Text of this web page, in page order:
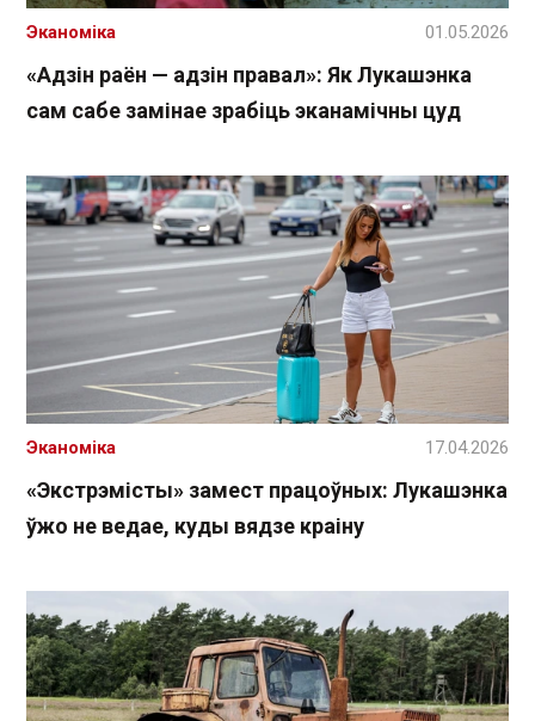
«Адзін раён — адзін правал»: Як Лукашэнка
сам сабе замінае зрабіць эканамічны цуд
Эканоміка 01.05.2026
«Экстрэмісты» замест працоўных: Лукашэнка
ўжо не ведае, куды вядзе краіну
Эканоміка 17.04.2026